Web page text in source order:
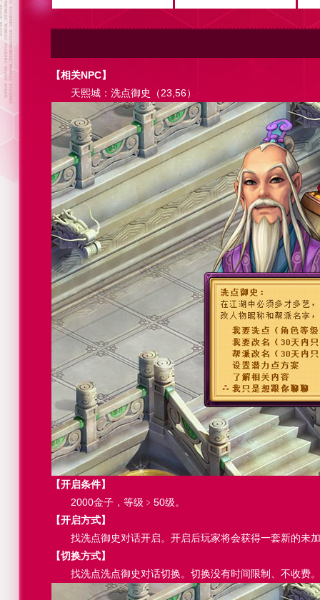
【相关NPC】
天熙城：洗点御史（23,56）
【开启条件】
2000金子，等级﹥50级。
【开启方式】
找洗点御史对话开启。开启后玩家将会获得一套新的未
【切换方式】
找洗点洗点御史对话切换。切换没有时间限制、不收费。